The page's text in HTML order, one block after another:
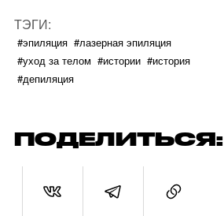
ТЭГИ:
#эпиляция #лазерная эпиляция
#уход за телом #истории #история
#депиляция
ПОДЕЛИТЬСЯ: